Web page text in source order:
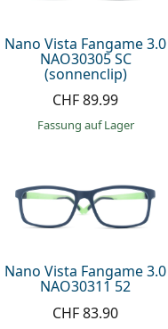
Nano Vista Fangame 3.0
NAO30305 SC
(sonnenclip)
CHF 89.99
Fassung auf Lager
Nano Vista Fangame 3.0
NAO30311 52
CHF 83.90